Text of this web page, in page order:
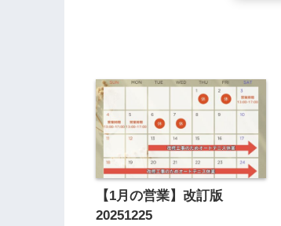
【1月の営業】改訂版
20251225